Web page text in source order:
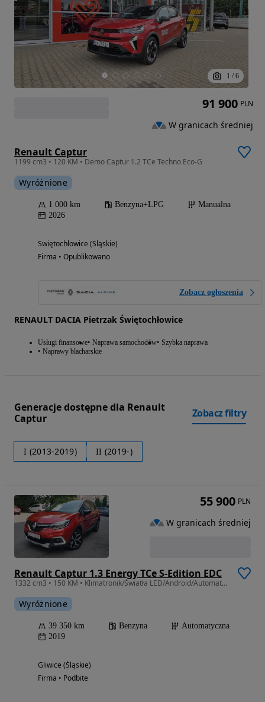
1 / 6
Renault Captur
1199 cm3 • 120 KM • Demo Captur 1.2 TCe Techno Eco-G
Wyróżnione
1 000 km Benzyna+LPG
Manualna
2026
Świętochłowice (Śląskie)
Firma • Opublikowano
Zobacz ogłoszenia
RENAULT DACIA Pietrzak Świętochłowice
Usługi finansowe Naprawa samochodów Szybka naprawa
Naprawy blacharskie
91 900 PLN
W granicach średniej
Generacje dostępne dla Renault
Captur
Zobacz filtry
I (2013-2019) II (2019-)
Renault Captur 1.3 Energy TCe S-Edition EDC
1332 cm3 • 150 KM • Klimatronik/Światła LED/Android/Automat/Kamera/39TyśKm
Wyróżnione
39 350 km Benzyna
Automatyczna
2019
Gliwice (Śląskie)
Firma • Podbite
55 900 PLN
W granicach średniej